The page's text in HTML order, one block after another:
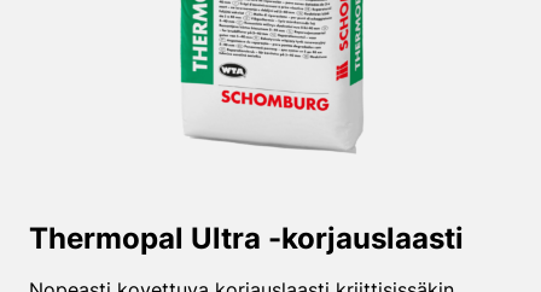
Thermopal Ultra -korjauslaasti